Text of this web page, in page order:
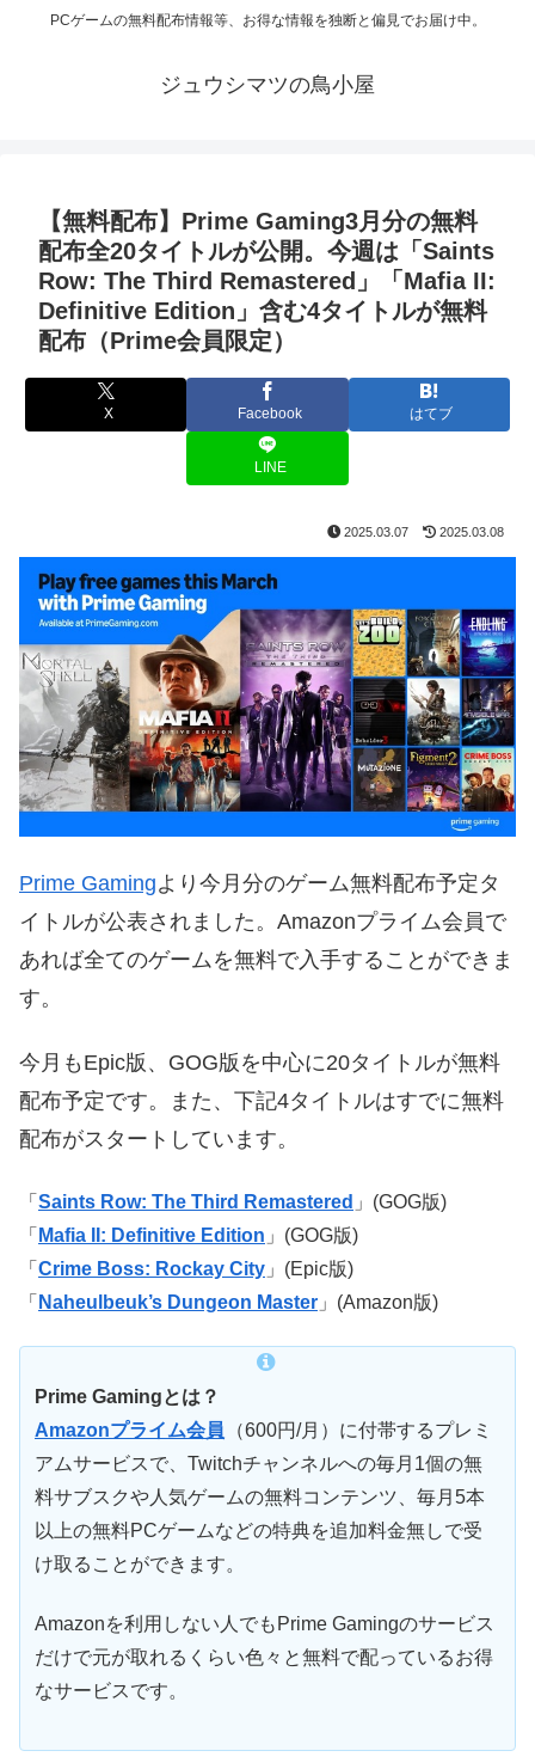
PCゲームの無料配布情報等、お得な情報を独断と偏見でお届け中。
ジュウシマツの鳥小屋
【無料配布】Prime Gaming3月分の無料
配布全20タイトルが公開。今週は「Saints
Row: The Third Remastered」「Mafia II:
Definitive Edition」含む4タイトルが無料
配布（Prime会員限定）
X Facebook はてブ
LINE
2025.03.07 2025.03.08
Prime Gamingより今月分のゲーム無料配布予定タ
イトルが公表されました。Amazonプライム会員で
あれば全てのゲームを無料で入手することができま
す。
今月もEpic版、GOG版を中心に20タイトルが無料
配布予定です。
また、下記4タイトルはすでに無料
配布がスタートしています。
「 Saints Row: The Third Remastered 」(GOG版)
「 Mafia II: Definitive Edition 」(GOG版)
「 Crime Boss: Rockay City 」(Epic版)
「 Naheulbeuk’s Dungeon Master 」(Amazon版)
Prime Gamingとは？
Amazonプライム会員
（600円/月）に付帯するプレミ
アムサービスで、Twitchチャンネルへの毎月1個の無
料サブスクや人気ゲームの無料コンテンツ、毎月5本
以上の無料PCゲームなどの特典を追加料金無しで受
け取ることができます。
Amazonを利用しない人でもPrime Gamingのサービス
だけで元が取れるくらい色々と無料で配っているお得
なサービスです。